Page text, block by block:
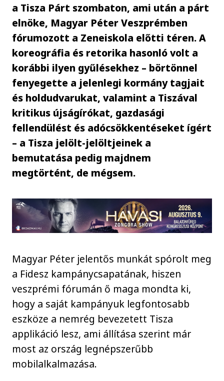
a Tisza Párt szombaton, ami után a párt
elnöke, Magyar Péter Veszprémben
fórumozott a Zeneiskola előtti téren. A
koreográfia és retorika hasonló volt a
korábbi ilyen gyűlésekhez – börtönnel
fenyegette a jelenlegi kormány tagjait
és holdudvarukat, valamint a Tiszával
kritikus újságírókat, gazdasági
fellendülést és adócsökkentéseket ígért
– a Tisza jelölt-jelöltjeinek a
bemutatása pedig majdnem
megtörtént, de mégsem.
Magyar Péter jelentős munkát spórolt meg
a Fidesz kampánycsapatának, hiszen
veszprémi fórumán ő maga mondta ki,
hogy a saját kampányuk legfontosabb
eszköze a nemrég bevezetett Tisza
applikáció lesz, ami állítása szerint már
most az ország legnépszerűbb
mobilalkalmazása.